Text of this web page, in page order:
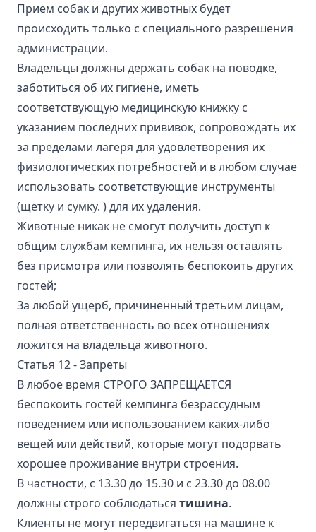
Прием собак и других животных будет
происходить только с специального разрешения
администрации.
Владельцы должны держать собак на поводке,
заботиться об их гигиене, иметь
соответствующую медицинскую книжку с
указанием последних прививок, сопровождать их
за пределами лагеря для удовлетворения их
физиологических потребностей и в любом случае
использовать соответствующие инструменты
(щетку и сумку. ) для их удаления.
Животные никак не смогут получить доступ к
общим службам кемпинга, их нельзя оставлять
без присмотра или позволять беспокоить других
гостей;
За любой ущерб, причиненный третьим лицам,
полная ответственность во всех отношениях
ложится на владельца животного.
Статья 12 - Запреты
В любое время СТРОГО ЗАПРЕЩАЕТСЯ
беспокоить гостей кемпинга безрассудным
поведением или использованием каких-либо
вещей или действий, которые могут подорвать
хорошее проживание внутри строения.
В частности, с 13.30 до 15.30 и с 23.30 до 08.00
должны строго соблюдаться тишина.
Клиенты не могут передвигаться на машине к